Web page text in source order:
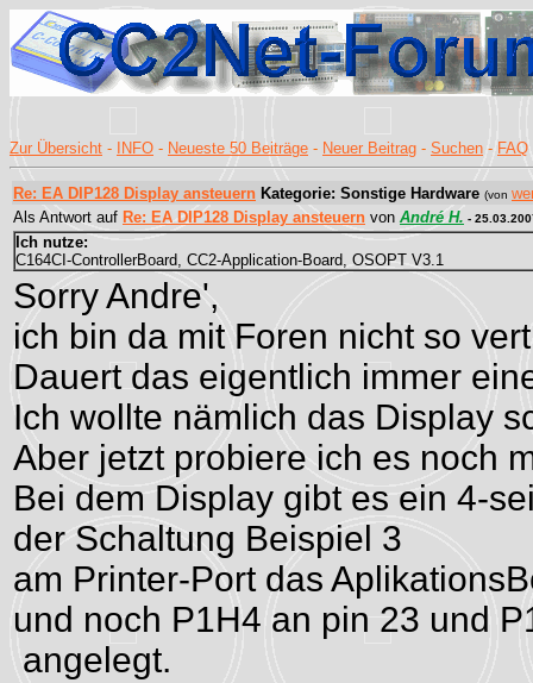
Zur Übersicht - INFO - Neueste 50 Beiträge - Neuer Beitrag - Suchen - FAQ
Re: EA DIP128 Display ansteuern Kategorie: Sonstige Hardware (von
Als Antwort auf Re: EA DIP128 Display ansteuern von André H. -
Ich nutze:
C164CI-ControllerBoard, CC2-Application-Board, OSOPT V3.1
Sorry Andre',
ich bin da mit Foren nicht so
Dauert das eigentlich immer
Ich wollte nämlich das Display
Aber jetzt probiere ich es noch
Bei dem Display gibt es ein 4-
der Schaltung Beispiel 3
am Printer-Port das
und noch P1H4 an pin 23 und
angelegt.